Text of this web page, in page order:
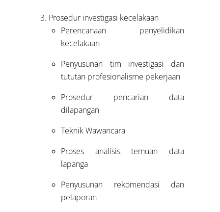
Prosedur investigasi kecelakaan
Perencanaan penyelidikan
kecelakaan
Penyusunan tim investigasi dan
tututan profesionalisme pekerjaan
Prosedur pencarian data
dilapangan
Teknik Wawancara
Proses analisis temuan data
lapanga
Penyusunan rekomendasi dan
pelaporan